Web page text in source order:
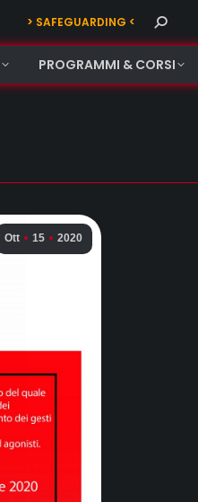
> SAFEGUARDING < Search:
PROGRAMMI & CORSI
Ott 15 2020